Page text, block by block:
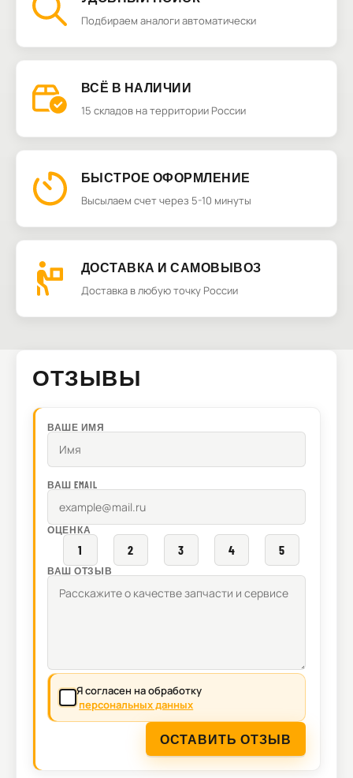
Подбираем аналоги автоматически
ВСЁ В НАЛИЧИИ
15 складов на территории России
БЫСТРОЕ ОФОРМЛЕНИЕ
Высылаем счет через 5-10 минуты
ДОСТАВКА И САМОВЫВОЗ
Доставка в любую точку России
ОТЗЫВЫ
ВАШЕ ИМЯ
ВАШ EMAIL
ОЦЕНКА
1 2 3 4 5
ВАШ ОТЗЫВ
Я согласен на обработку
персональных данных
ОСТАВИТЬ ОТЗЫВ